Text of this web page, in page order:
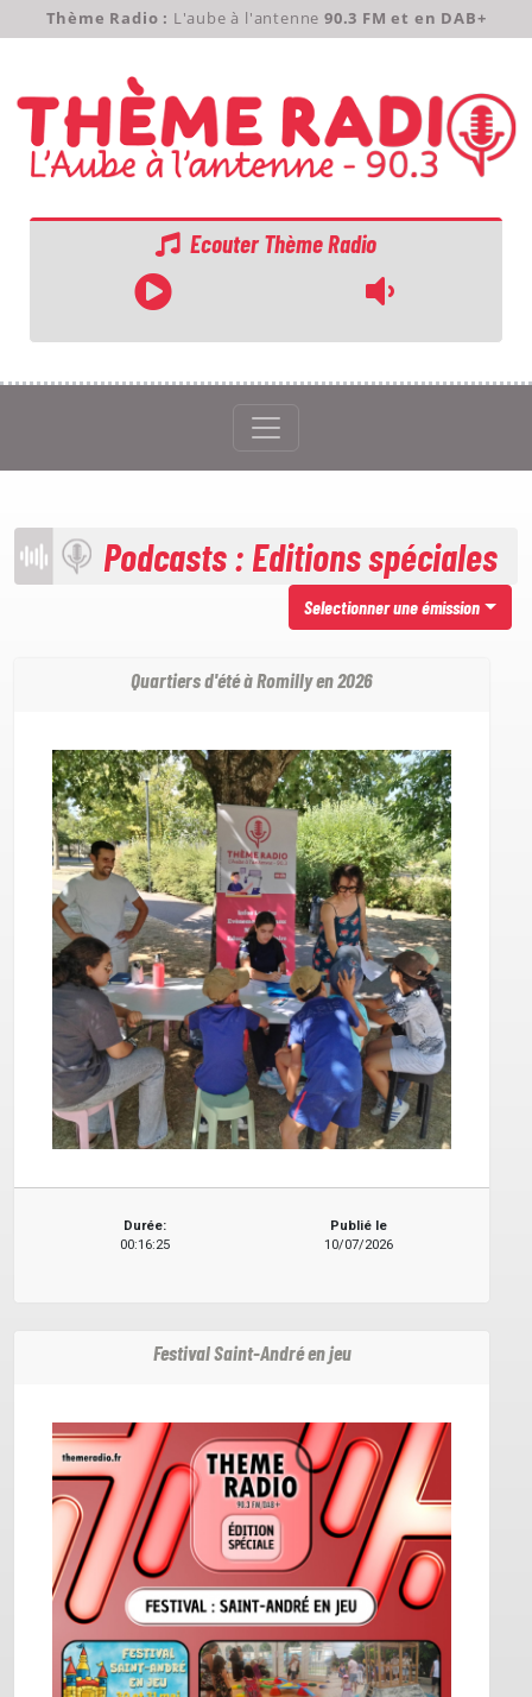
Thème Radio : L'aube à l'antenne 90.3 FM et en DAB+
Ecouter Thème Radio
Podcasts : Editions spéciales
Selectionner une émission
Quartiers d'été à Romilly en 2026
Durée:
00:16:25
Publié le
10/07/2026
Festival Saint-André en jeu